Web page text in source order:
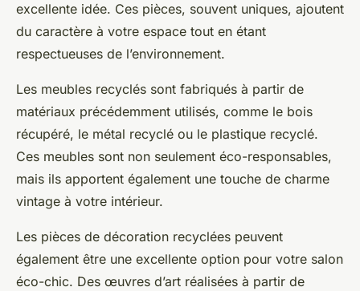
excellente idée. Ces pièces, souvent uniques, ajoutent
du caractère à votre espace tout en étant
respectueuses de l’environnement.
Les meubles recyclés sont fabriqués à partir de
matériaux précédemment utilisés, comme le bois
récupéré, le métal recyclé ou le plastique recyclé.
Ces meubles sont non seulement éco-responsables,
mais ils apportent également une touche de charme
vintage à votre intérieur.
Les pièces de décoration recyclées peuvent
également être une excellente option pour votre salon
éco-chic. Des œuvres d’art réalisées à partir de